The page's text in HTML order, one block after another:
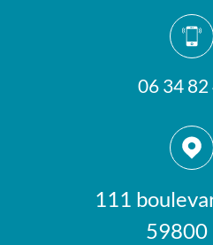
06 34 82
111
59800